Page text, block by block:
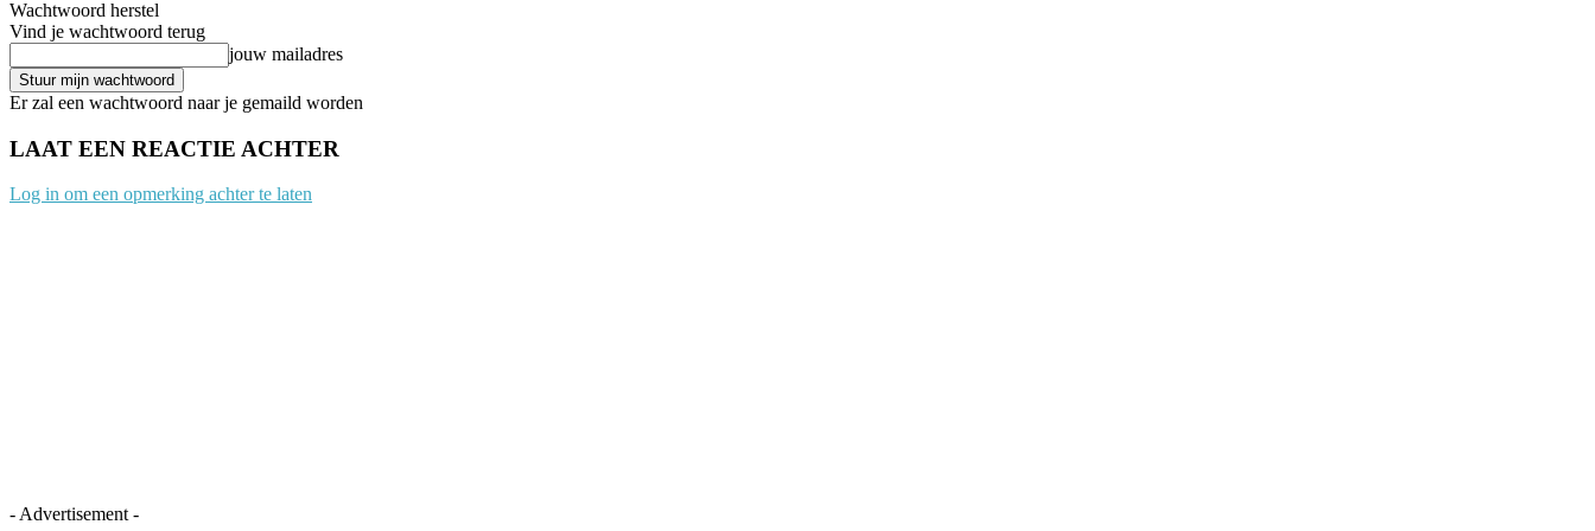
Wachtwoord herstel
Vind je wachtwoord terug
jouw mailadres
Er zal een wachtwoord naar je gemaild worden
LAAT EEN REACTIE ACHTER
Log in om een opmerking achter te laten
- Advertisement -